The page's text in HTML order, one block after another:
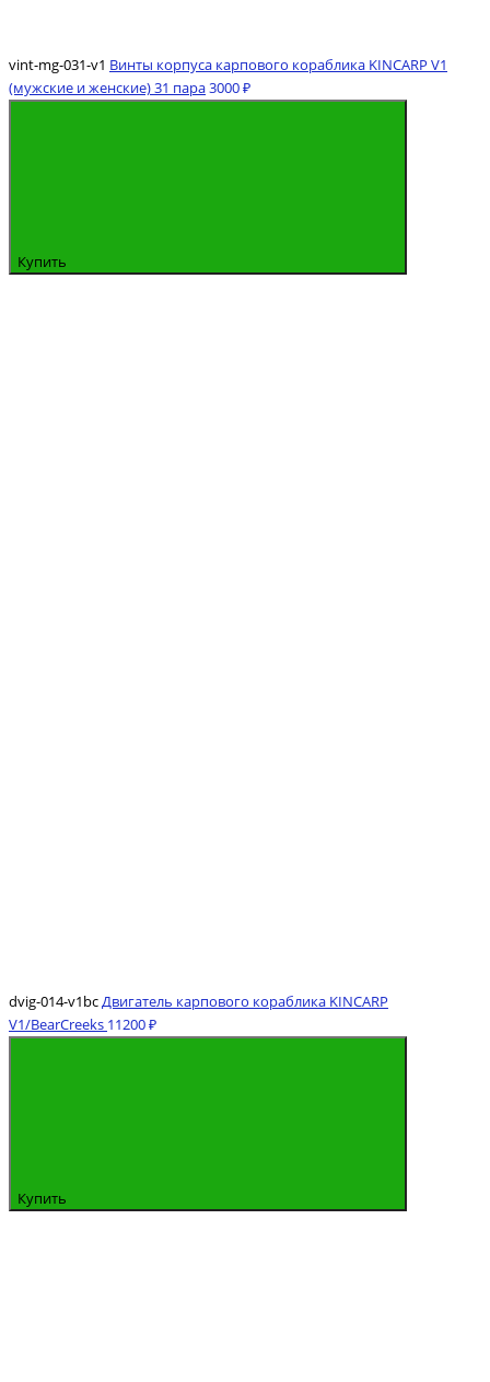
vint-mg-031-v1 Винты корпуса карпового кораблика KINCARP V1
(мужские и женские) 31 пара3000 ₽
Купить
dvig-014-v1bcДвигатель карпового кораблика KINCARP
V1/BearCreeks 11200 ₽
Купить